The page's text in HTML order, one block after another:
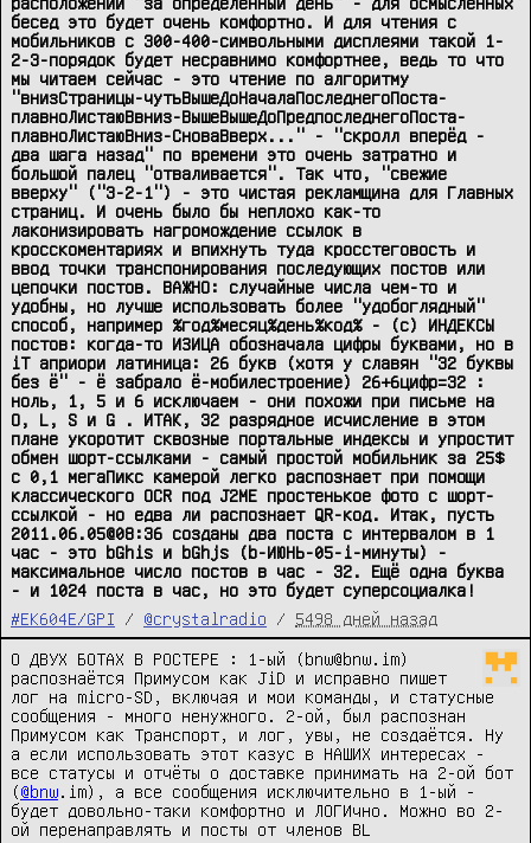
бесед это будет очень комфортно. И для чтения с
мобильников с 300-400-символьными дисплеями такой 1-
2-3-порядок будет несравнимо комфортнее, ведь то что
мы читаем сейчас - это чтение по алгоритму
"внизСтраницы-чутьВышеДоНачалаПоследнегоПоста-
плавноЛистаюВвниз-ВышеВышеДоПредпоследнегоПоста-
плавноЛистаюВниз-СноваВверх..." - "скролл вперёд -
два шага назад" по времени это очень затратно и
большой палец "отваливается". Так что, "свежие
вверху" ("3-2-1") - это чистая рекламщина для Главных
страниц. И очень было бы неплохо как-то
лаконизировать нагромождение ссылок в
кросскоментариях и впихнуть туда кросстеговость и
ввод точки транспонирования последующих постов или
цепочки постов. ВАЖНО: случайные числа чем-то и
удобны, но лучше использовать более "удобоглядный"
способ, например %год%месяц%день%код% - (с) ИНДЕКСЫ
постов: когда-то ИЗИЦА обозначала цифры буквами, но в
iT априори латиница: 26 букв (хотя у славян "32 буквы
без ё" - ё забрало ё-мобилестроение) 26+6цифр=32 :
ноль, 1, 5 и 6 исключаем - они похожи при письме на
O, L, S и G . ИТАК, 32 разрядное исчисление в этом
плане укоротит сквозные портальные индексы и упростит
обмен шорт-ссылками - самый простой мобильник за 25$
с 0,1 мегаПикс камерой легко распознает при помощи
классического OCR под J2ME простенькое фото с шорт-
ссылкой - но едва ли распознает QR-код. Итак, пусть
2011.06.05@08:36 созданы два поста с интервалом в 1
час - это bGhis и bGhjs (b-ИЮНЬ-05-i-минуты) -
максимальное число постов в час - 32. Ещё одна буква
- и 1024 поста в час, но это будет суперсоциалка!
#EK604E/GPI
/ @crystalradio / 5498 дней назад
О ДВУХ БОТАХ В РОСТЕРЕ : 1-ый (bnw@bnw.im)
распознаётся Примусом как JiD и исправно пишет
лог на micro-SD, включая и мои команды, и статусные
сообщения - много ненужного. 2-ой, был распознан
Примусом как Транспорт, и лог, увы, не создаётся. Ну
а если использовать этот казус в НАШИХ интересах -
все статусы и отчёты о доставке принимать на 2-ой бот
(@bnw .im), а все сообщения исключительно в 1-ый -
будет довольно-таки комфортно и ЛОГИчно. Можно во 2-
ой перенаправлять и посты от членов BL